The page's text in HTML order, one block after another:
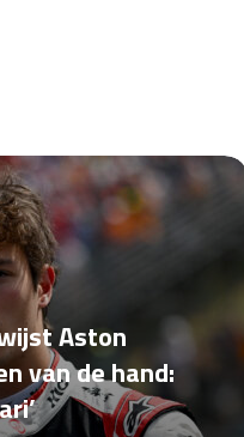
Aston
van de hand: